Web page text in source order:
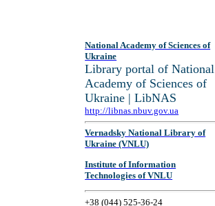
National Academy of Sciences of
Ukraine
Library portal of National
Academy of Sciences of
Ukraine | LibNAS
http://libnas.nbuv.gov.ua
Vernadsky National Library of
Ukraine (VNLU)
Institute of Information
Technologies of VNLU
+38 (044) 525-36-24